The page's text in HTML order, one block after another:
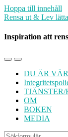
Hoppa till innehåll
Rensa ut & Lev
Inspiration att
Slå
mobilmenyn
Slå
på/av
sökfältet
DU ÄR
OM
BOKEN
MEDIA